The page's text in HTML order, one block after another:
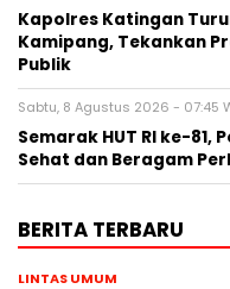
Kapolres Katingan
Kamipang, Tekankan
Publik
Sabtu, 8 Agustus 2026 - 07:45
Semarak HUT RI ke-81,
Sehat dan Beragam
BERITA TERBARU
LINTAS UMUM